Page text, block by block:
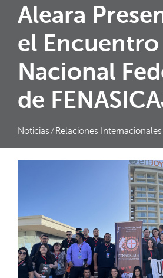
Aleara
el Encuentro
Nacional
de
Noticias⁄Relaciones Internacionales